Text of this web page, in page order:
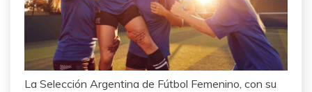
La Selección Argentina de Fútbol Femenino, con su